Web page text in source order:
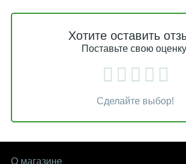
Хотите оставить
Поставьте свою
Сделайте выбор!
О магазине